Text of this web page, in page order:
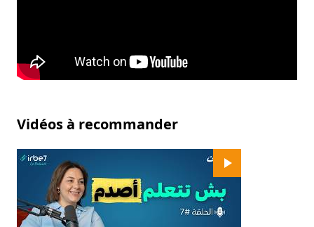
Vidéos à recommander